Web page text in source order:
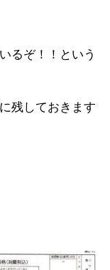
るぞ！！という
残しておきます